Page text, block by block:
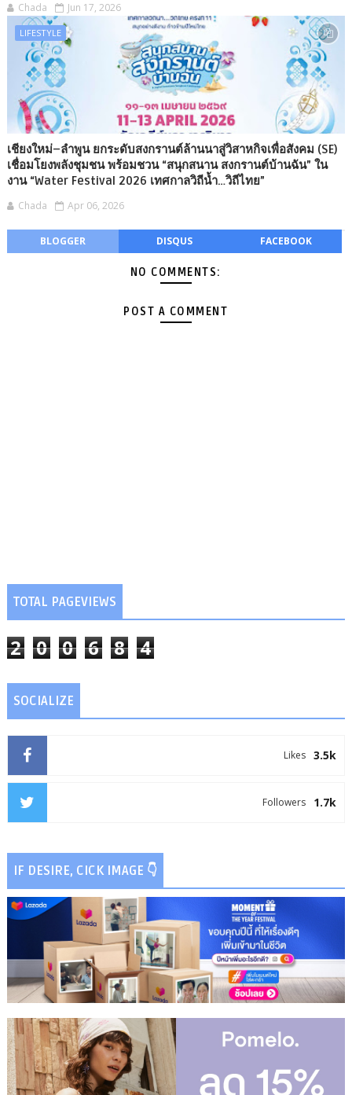
Chada Jun 17, 2026
LIFESTYLE
เชียงใหม่–ลำพูน ยกระดับสงกรานต์ล้านนาสู่วิสาหกิจเพื่อสังคม (SE)
เชื่อมโยงพลังชุมชน พร้อมชวน “สนุกสนาน สงกรานต์บ้านฉัน” ใน
งาน “Water Festival 2026 เทศกาลวิถีน้ำ…วิถีไทย”
Chada Apr 06, 2026
BLOGGER DISQUS FACEBOOK
NO COMMENTS:
POST A COMMENT
TOTAL PAGEVIEWS
2 0 0 6 8 4
SOCIALIZE
3.5k
Likes
1.7k
Followers
IF DESIRE, CICK IMAGE 👇